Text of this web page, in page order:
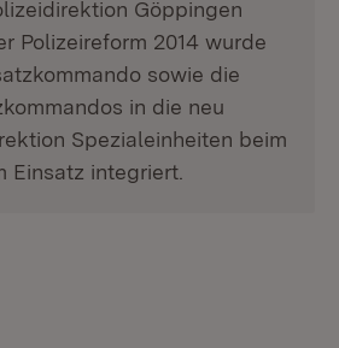
Göppingen
Polizeireform 2014 wurde
sowie die
in die neu
Spezialeinheiten beim
Einsatz integriert.